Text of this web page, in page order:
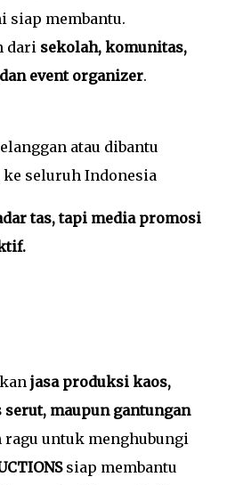
siap membantu.
dari sekolah, komunitas,
event organizer.
atau dibantu
seluruh Indonesia
tas, tapi media promosi
jasa produksi kaos,
maupun gantungan
ragu untuk menghubungi
siap membantu